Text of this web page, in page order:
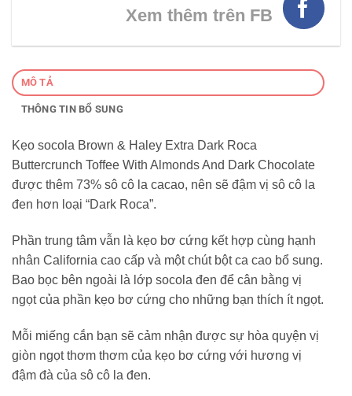
Xem thêm trên FB
MÔ TẢ
THÔNG TIN BỔ SUNG
Kẹo socola Brown & Haley Extra Dark Roca
Buttercrunch Toffee With Almonds And Dark Chocolate
được thêm 73% sô cô la cacao, nên sẽ đậm vị sô cô la
đen hơn loại “Dark Roca”.
Phần trung tâm vẫn là kẹo bơ cứng kết hợp cùng hạnh
nhân California cao cấp và một chút bột ca cao bổ sung.
Bao bọc bên ngoài là lớp socola đen để cân bằng vị
ngọt của phần kẹo bơ cứng cho những bạn thích ít ngọt.
Mỗi miếng cắn bạn sẽ cảm nhận được sự hòa quyện vị
giòn ngọt thơm thơm của kẹo bơ cứng với hương vị
đậm đà của sô cô la đen.